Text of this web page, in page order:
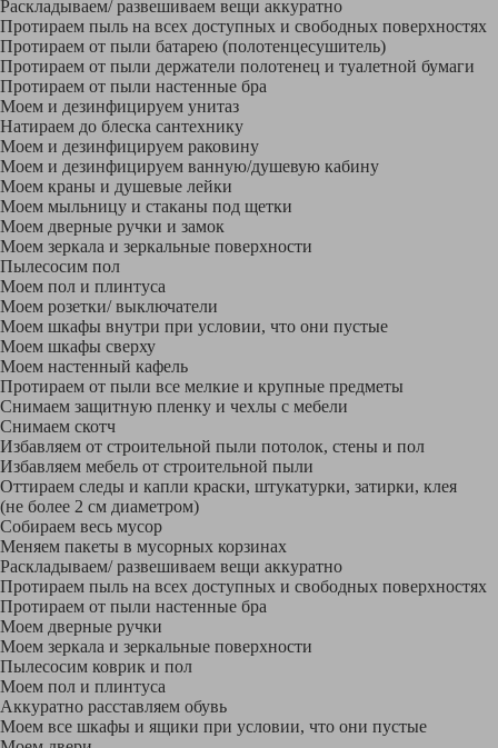
Раскладываем/ развешиваем вещи аккуратно
Протираем пыль на всех доступных и свободных поверхностях
Протираем от пыли батарею (полотенцесушитель)
Протираем от пыли держатели полотенец и туалетной бумаги
Протираем от пыли настенные бра
Моем и дезинфицируем унитаз
Натираем до блеска сантехнику
Моем и дезинфицируем раковину
Моем и дезинфицируем ванную/душевую кабину
Моем краны и душевые лейки
Моем мыльницу и стаканы под щетки
Моем дверные ручки и замок
Моем зеркала и зеркальные поверхности
Пылесосим пол
Моем пол и плинтуса
Моем розетки/ выключатели
Моем шкафы внутри при условии, что они пустые
Моем шкафы сверху
Моем настенный кафель
Протираем от пыли все мелкие и крупные предметы
Снимаем защитную пленку и чехлы с мебели
Снимаем скотч
Избавляем от строительной пыли потолок, стены и пол
Избавляем мебель от строительной пыли
Оттираем следы и капли краски, штукатурки, затирки, клея
(не более 2 см диаметром)
Собираем весь мусор
Меняем пакеты в мусорных корзинах
Раскладываем/ развешиваем вещи аккуратно
Протираем пыль на всех доступных и свободных поверхностях
Протираем от пыли настенные бра
Моем дверные ручки
Моем зеркала и зеркальные поверхности
Пылесосим коврик и пол
Моем пол и плинтуса
Аккуратно расставляем обувь
Моем все шкафы и ящики при условии, что они пустые